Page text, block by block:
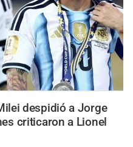
despidió a Jorge
criticaron a Lionel